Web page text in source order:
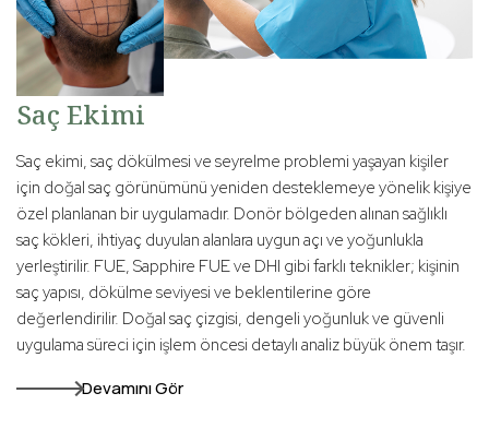
Saç Ekimi
Saç ekimi, saç dökülmesi ve seyrelme problemi yaşayan kişiler
için doğal saç görünümünü yeniden desteklemeye yönelik kişiye
özel planlanan bir uygulamadır. Donör bölgeden alınan sağlıklı
saç kökleri, ihtiyaç duyulan alanlara uygun açı ve yoğunlukla
yerleştirilir. FUE, Sapphire FUE ve DHI gibi farklı teknikler; kişinin
saç yapısı, dökülme seviyesi ve beklentilerine göre
değerlendirilir. Doğal saç çizgisi, dengeli yoğunluk ve güvenli
uygulama süreci için işlem öncesi detaylı analiz büyük önem taşır.
Devamını Gör